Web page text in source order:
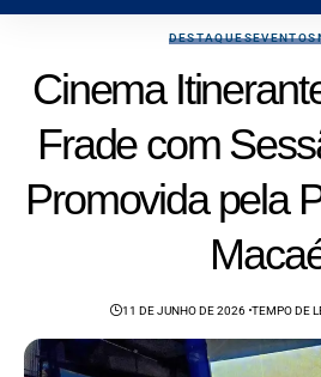
DESTAQUESEVENTOS
Cinema
Frade com
Promovida pela
11 DE JUNHO DE 2026 TEMPO DE